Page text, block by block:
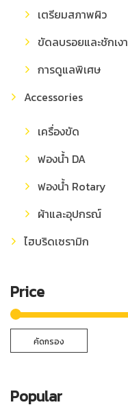
เตรียมสภาพผิว
ขัดลบรอยและชักเงา
การดูแลพิเศษ
Accessories
เครื่องขัด
ฟองน้ำ DA
ฟองน้ำ Rotary
ผ้าและอุปกรณ์
ไฮบริดเซรามิก
Price
คัดกรอง
Popular